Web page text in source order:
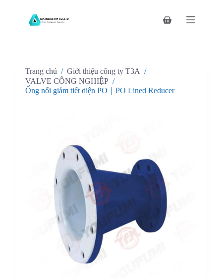
Giỏ
Trang chủ / Giới thiệu công ty T3A
/
VALVE CÔNG NGHIỆP /
Ống nối giảm tiết diện PO｜PO Lined Reducer